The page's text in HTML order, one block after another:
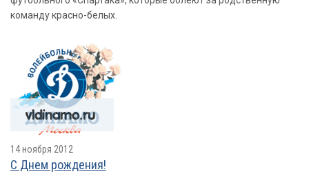
команду красно-белых.
14 ноября 2012
С Днем рождения!